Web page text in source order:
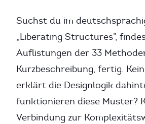
Suchst du im
„Liberating Structures”,
Auflistungen der 33
Kurzbeschreibung, fertig.
erklärt die Designlogik
funktionieren diese Muster?
Verbindung zur